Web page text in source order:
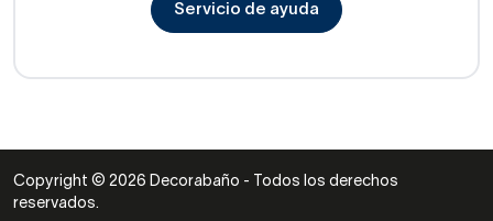
Servicio de ayuda
Copyright © 2026 Decorabaño - Todos los derechos
reservados.